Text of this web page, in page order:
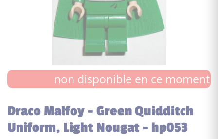
non disponible en ce moment
Draco Malfoy - Green Quidditch
Uniform, Light Nougat - hp053